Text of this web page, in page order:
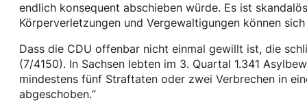
endlich konsequent abschieben würde. Es ist
Körperverletzungen und Vergewaltigungen können
Dass die CDU offenbar nicht einmal gewillt ist, die
(7/4150). In Sachsen lebten im 3. Quartal 1.341
mindestens fünf Straftaten oder zwei Verbrechen in
abgeschoben.“